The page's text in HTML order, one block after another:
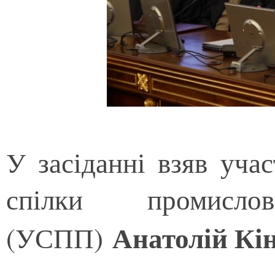
У засіданні взяв
спілки
(УСПП) Анатолій